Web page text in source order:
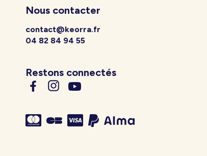
Nous contacter
contact@keorra.fr
04 82 84 94 55
Restons connectés